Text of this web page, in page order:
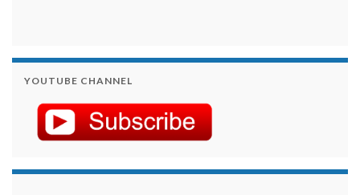
YOUTUBE CHANNEL